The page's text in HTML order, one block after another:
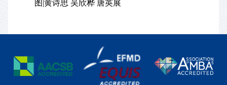
图|黄诗思 吴欣桦 唐英展